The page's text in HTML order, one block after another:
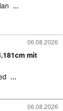
...
06.08.2026
mit
...
06.08.2026